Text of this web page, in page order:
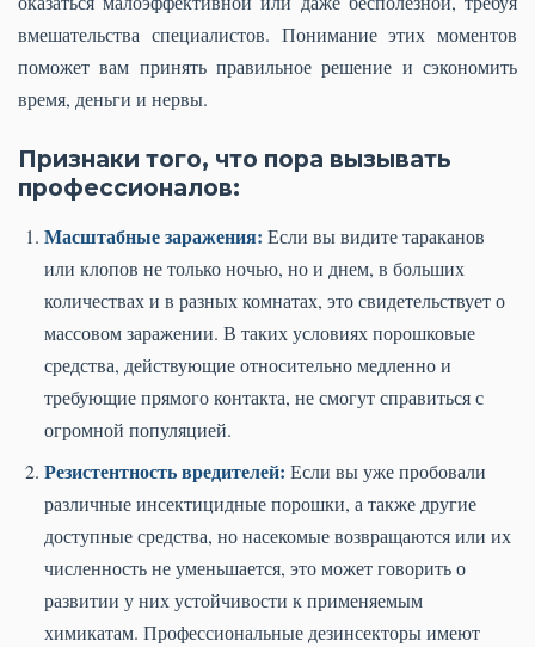
вмешательства специалистов. Понимание этих моментов
поможет вам принять правильное решение и сэкономить
время, деньги и нервы.
Признаки того, что пора вызывать
профессионалов:
Масштабные заражения: Если вы видите тараканов
или клопов не только ночью, но и днем, в больших
количествах и в разных комнатах, это свидетельствует о
массовом заражении. В таких условиях порошковые
средства, действующие относительно медленно и
требующие прямого контакта, не смогут справиться с
огромной популяцией.
Резистентность вредителей: Если вы уже пробовали
различные инсектицидные порошки, а также другие
доступные средства, но насекомые возвращаются или их
численность не уменьшается, это может говорить о
развитии у них устойчивости к применяемым
химикатам. Профессиональные дезинсекторы имеют